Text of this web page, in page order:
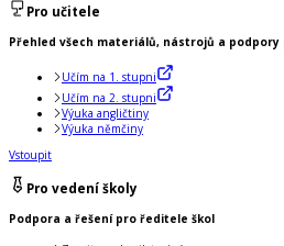
Pro učitele
Přehled všech materiálů, nástrojů a podpory
Učím na 1. stupni
Učím na 2. stupni
Výuka angličtiny
Výuka němčiny
Vstoupit
Pro vedení školy
Podpora a řešení pro ředitele škol